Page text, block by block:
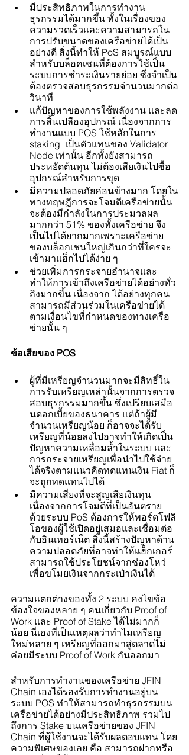
มีประสิทธิภาพในการทำงาน
ธุรกรรมได้มากขึ้น ทั้งในเรื่องของ
ความรวดเร็วและความสามารถใน
การปรับขนาดของเครือข่ายได้เป็น
อย่างดี สิ่งนี้ทำให้ PoS สมบูรณ์แบบ
สำหรับบล็อคเชนที่ต้องการใช้เป็น
ระบบการชำระเงินรายย่อย ซึ่งจำเป็น
ต้องตรวจสอบธุรกรรมจำนวนมากต่อ
วินาที
แก้ปัญหาของการใช้พลังงาน และลด
การสิ้นเปลืองอุปกรณ์ เนื่องจากการ
ทำงานแบบ POS ใช้หลักในการ
staking  เป็นตัวแทนของ Validator
Node เท่านั้น อีกทั้งยังสามารถ
ประหยัดต้นทุน ไม่ต้องเสียเงินไปซื้อ
อุปกรณ์สำหรับการขุด
มีความปลอดภัยค่อนข้างมาก โดยใน
ทางทฤษฎีการจะโจมตีเครือข่ายนั้น
จะต้องมีกำลังในการประมวลผล
มากกว่า 51% ของทั้งเครือข่าย จึง
เป็นไปได้ยากมากเพราะเครือข่าย
ของบล็อกเชนใหญ่เกินกว่าที่ใครจะ
เข้ามาแฮ็กไปได้ง่าย ๆ
ช่วยเพิ่มการกระจายอำนาจและ
ทำให้การเข้าถึงเครือข่ายได้อย่างทั่ว
ถึงมากขึ้น เนื่องจาก ได้อย่างทุกคน
สามารถมีส่วนร่วมในเครือข่ายได้
ตามเงื่อนไขที่กำหนดของทางเครือ
ข่ายนั้น ๆ
ข้อเสียของ POS
ผู้ที่มีเหรียญจำนวนมากจะมีสิทธิ์ใน
การรับเหรียญเหล่านั้นจากการตรวจ
สอบธุรกรรมมากขึ้น ซึ่งเปรียบเสมือ
นดอกเบื้ยของธนาคาร แต่ถ้าผู้มี
จำนวนเหรียญน้อย ก็อาจจะได้รับ
เหรียญที่น้อยลงไปอาจทำให้เกิดเป็น
ปัญหาความเหลื่อมล้ำในระบบ และ
การกระจายเหรียญเพื่อนำไปใช้จ่าย
ได้จริงตามแนวคิดทดแทนเงิน Fiat ก็
จะถูกทดแทนไปได้
มีความเสี่ยงที่จะสูญเสียเงินทุน
เนื่องจากการโจมตีที่เป็นอันตราย
ด้วยระบบ PoS ต้องการให้พอร์ตโฟลิ
โอของผู้ใช้เปิดอยู่เสมอและเชื่อมต่อ
กับอินเทอร์เน็ต สิ่งนี้สร้างปัญหาด้าน
ความปลอดภัยที่อาจทำให้แฮ็กเกอร์
สามารถใช้ประโยชน์จากช่องโหว่
เพื่อขโมยเงินจากกระเป๋าเงินได้
ความแตกต่างของทั้ง 2 ระบบ คงไขข้อ
ข้องใจของหลาย ๆ คนเกี่ยวกับ Proof of
Work และ Proof of Stake ได้ไม่มากก็
น้อย นี่เองที่เป็นเหตุผลว่าทำไมเหรียญ
ใหม่หลาย ๆ เหรียญที่ออกมาสู่ตลาดไม่
ค่อยมีระบบ Proof of Work กันออกมา
สำหรับการทำงานของเครือข่าย JFIN
Chain เองได้รองรับการทำงานอยู่บน
ระบบ POS ทำให้สามารถทำธุรกรรมบน
เครือข่ายได้อย่างมีประสิทธิภาพ รวมไป
ถึงการ Stake บนเครือข่ายของ JFIN
Chain ที่ผู้ใช้งานจะได้รับผลตอบแทน โดย
ความพิเศษของเลย คือ สามารถฝากหรือ